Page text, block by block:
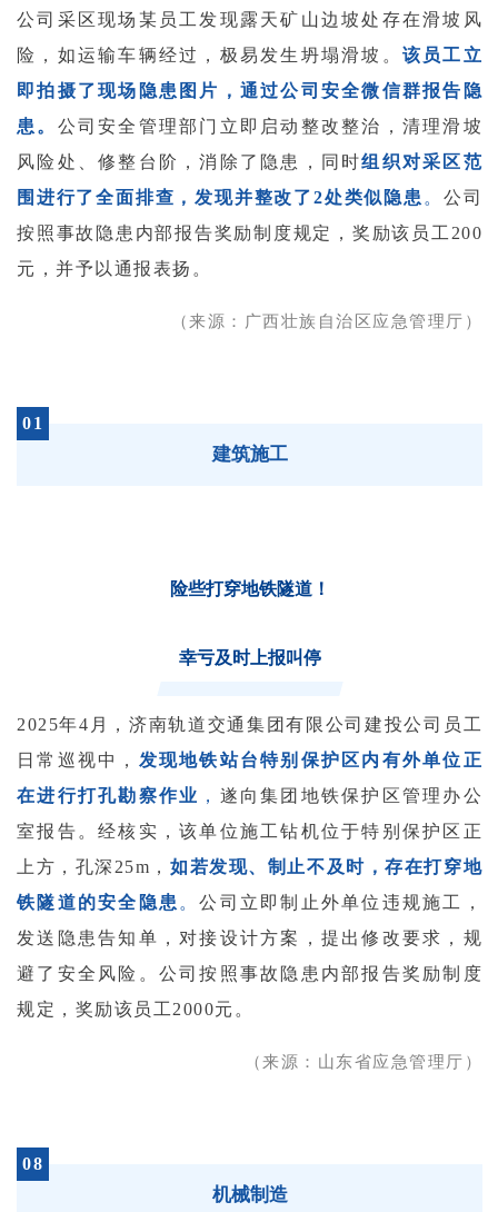
公司采区现场某员工发现露天矿山边坡处存在滑坡风
险，如运输车辆经过，极易发生坍塌滑坡。 该员工立
即拍摄了现场隐患图片，通过公司安全微信群报告隐
患。 公司安全管理部门立即启动整改整治，清理滑坡
风险处、修整台阶，消除了隐患，同时组织对采区范
围进行了全面排查，发现并整改了2处类似隐患 。 公司
按照事故隐患内部报告奖励制度规定，奖励该员工200
元，并予以通报表扬。
（来源：广西壮族自治区应急管理厅）
01
建筑施工
险些打穿地铁隧道！
幸亏及时上报叫停
2025年4月，济南轨道交通集团有限公司建投公司员工
日常巡视中， 发现地铁站台特别保护区内有外单位正
在进行打孔勘察作业 ， 遂向集团地铁保护区管理办公
室报告。经核实，该单位施工钻机位于特别保护区正
上方，孔深25m， 如若发现、制止不及时，存在打穿地
铁隧道的安全隐患 。公司立即制止外单位违规施工，
发送隐患告知单，对接设计方案，提出修改要求，规
避了安全风险。公司按照事故隐患内部报告奖励制度
规定，奖励该员工2000元。
（来源：山东省应急管理厅）
08
机械制造